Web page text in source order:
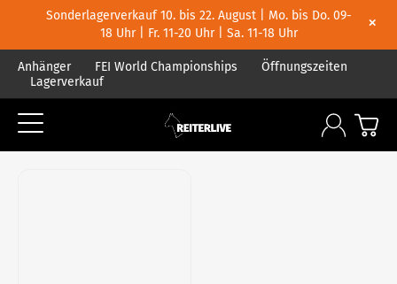
Sonderlagerverkauf 10. bis 22. August | Mo. bis Do. 09-
18 Uhr | Fr. 11-20 Uhr | Sa. 11-18 Uhr
×
Anhänger FEI World Championships
Öffnungszeiten
Lagerverkauf